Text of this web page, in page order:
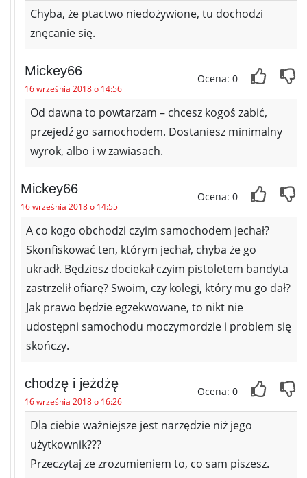
Chyba, że ptactwo niedożywione, tu dochodzi
znęcanie się.
Mickey66
16 września 2018 o 14:56
Ocena: 0
Od dawna to powtarzam – chcesz kogoś zabić,
przejedź go samochodem. Dostaniesz minimalny
wyrok, albo i w zawiasach.
Mickey66
16 września 2018 o 14:55
Ocena: 0
A co kogo obchodzi czyim samochodem jechał?
Skonfiskować ten, którym jechał, chyba że go
ukradł. Będziesz dociekał czyim pistoletem bandyta
zastrzelił ofiarę? Swoim, czy kolegi, który mu go dał?
Jak prawo będzie egzekwowane, to nikt nie
udostępni samochodu moczymordzie i problem się
skończy.
chodzę i jeżdżę
16 września 2018 o 16:26
Ocena: 0
Dla ciebie ważniejsze jest narzędzie niż jego
użytkownik???
Przeczytaj ze zrozumieniem to, co sam piszesz.